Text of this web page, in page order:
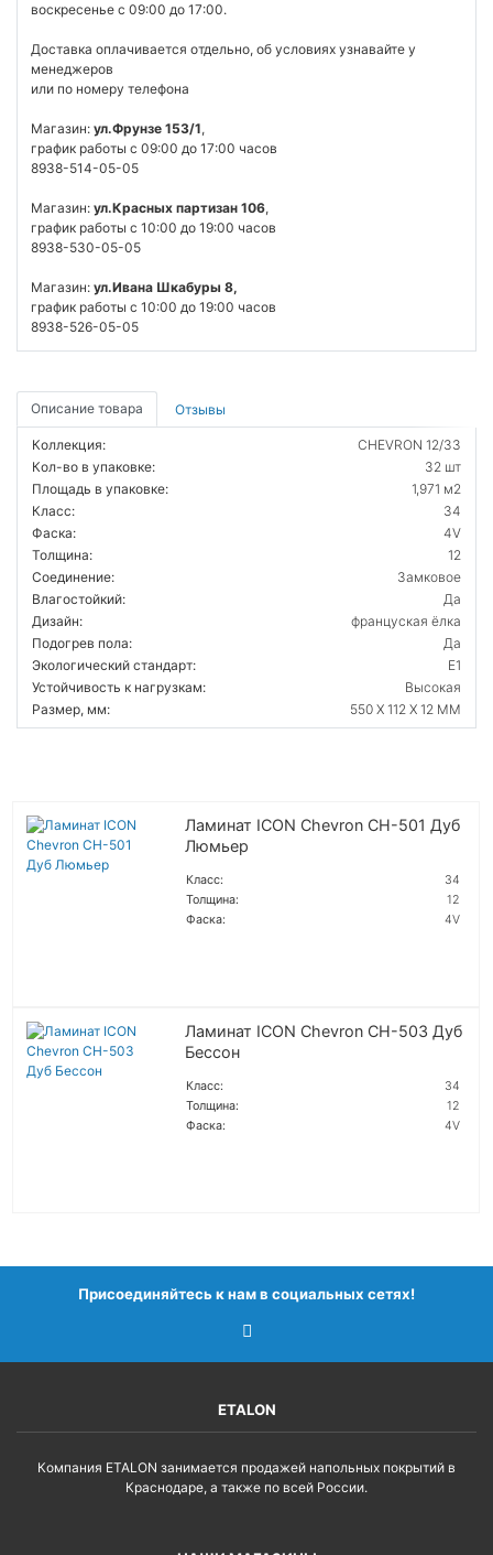
воскресенье с 09:00 до 17:00.
Доставка оплачивается отдельно, об условиях узнавайте у
менеджеров
или по номеру телефона
Магазин: ул.Фрунзе 153/1,
график работы с 09:00 до 17:00 часов
8938-514-05-05
Магазин: ул.Красных партизан 106,
график работы с 10:00 до 19:00 часов
8938-530-05-05
Магазин: ул.Ивана Шкабуры 8,
график работы с 10:00 до 19:00 часов
8938-526-05-05
Описание товара Отзывы
Коллекция:
CHEVRON 12/33
Кол-во в упаковке:
32 шт
Площадь в упаковке:
1,971 м2
Класс:
34
Фаска:
4V
Толщина:
12
Соединение:
Замковое
Влагостойкий:
Да
Дизайн:
француская ёлка
Подогрев пола:
Да
Экологический стандарт:
E1
Устойчивость к нагрузкам:
Высокая
Размер, мм:
550 X 112 X 12 ММ
Ламинат ICON Chevron CH-501 Дуб
Люмьер
Класс:
34
Толщина:
12
Фаска:
4V
Ламинат ICON Chevron CH-503 Дуб
Бессон
Класс:
34
Толщина:
12
Фаска:
4V
Присоединяйтесь к нам в социальных сетях!
ETALON
Компания ETALON занимается продажей напольных покрытий в
Краснодаре, а также по всей России.